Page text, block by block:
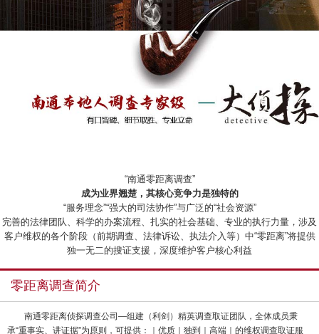
“南通零距离调查”
成为业界翘楚，其核心竞争力是独特的
“服务理念”“强大的司法协作”与广泛的“社会资源”
完善的法律团队、科学的办案流程、扎实的社会基础、专业的执行力量，涉及
客户维权的各个阶段（前期调查、法律诉讼、执法介入等）中“零距离”将提供
独一无二的搜证支援，深度维护客户核心利益
零距离调查简介
南通零距离侦探调查公司—组建（利剑）精英调查取证团队，全体成员秉
承“重事实、讲证据”为原则，可提供：｜优质｜独到｜高端｜的维权调查取证服